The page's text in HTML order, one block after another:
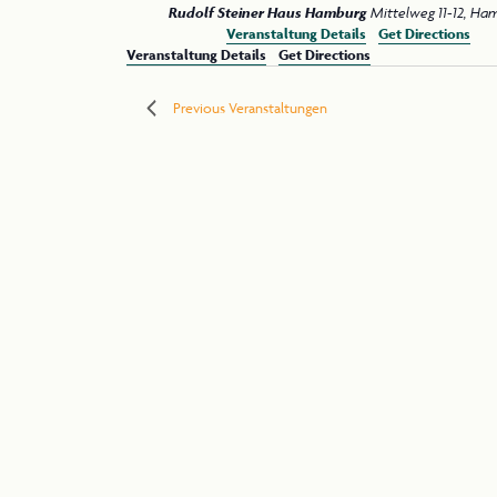
Rudolf Steiner Haus Hamburg
Mittelweg
Veranstaltung Details
Get Directions
Veranstaltung Details
Get Directions
PreviousVeranstaltungen